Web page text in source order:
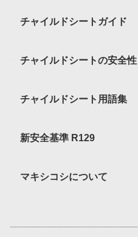
チャイルドシートガイド
チャイルドシートの安全性
チャイルドシート用語集
新安全基準 R129
マキシコシについて